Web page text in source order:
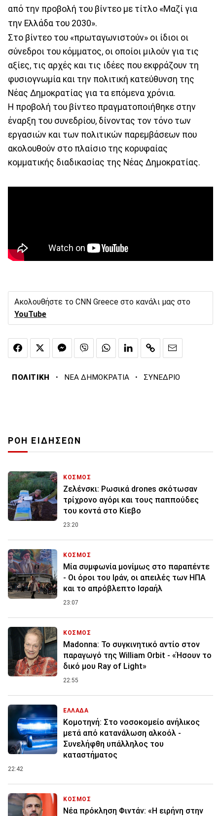
από την προβολή του βίντεο με τίτλο «Μαζί για
την Ελλάδα του 2030».
Στο βίντεο του «πρωταγωνιστούν» οι ίδιοι οι
σύνεδροι του κόμματος, οι οποίοι μιλούν για τις
αξίες, τις αρχές και τις ιδέες που εκφράζουν τη
φυσιογνωμία και την πολιτική κατεύθυνση της
Νέας Δημοκρατίας για τα επόμενα χρόνια.
Η προβολή του βίντεο πραγματοποιήθηκε στην
έναρξη του συνεδρίου, δίνοντας τον τόνο των
εργασιών και των πολιτικών παρεμβάσεων που
ακολουθούν στο πλαίσιο της κορυφαίας
κομματικής διαδικασίας της Νέας Δημοκρατίας.
Ακολουθήστε το CNN Greece στο κανάλι μας στο
YouTube
ΠΟΛΙΤΙΚΗ · ΝΕΑ ΔΗΜΟΚΡΑΤΙΑ · ΣΥΝΕΔΡΙΟ
ΡΟΗ ΕΙΔΗΣΕΩΝ
ΚΟΣΜΟΣ
Ζελένσκι: Ρωσικά drones σκότωσαν
τρίχρονο αγόρι και τους παππούδες
του κοντά στο Κίεβο
23:20
ΚΟΣΜΟΣ
Μία συμφωνία μονίμως στο παραπέντε
- Οι όροι του Ιράν, οι απειλές των ΗΠΑ
και το απρόβλεπτο Ισραήλ
23:07
ΚΟΣΜΟΣ
Madonna: Το συγκινητικό αντίο στον
παραγωγό της William Orbit - «Ήσουν το
δικό μου Ray of Light»
22:55
ΕΛΛΑΔΑ
Κομοτηνή: Στο νοσοκομείο ανήλικος
μετά από κατανάλωση αλκοόλ -
Συνελήφθη υπάλληλος του
καταστήματος
22:42
ΚΟΣΜΟΣ
Νέα πρόκληση Φιντάν: «Η ειρήνη στην